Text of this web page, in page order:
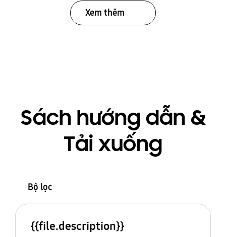
Xem thêm
Sách hướng dẫn &
Tải xuống
Bộ lọc
{{file.description}}